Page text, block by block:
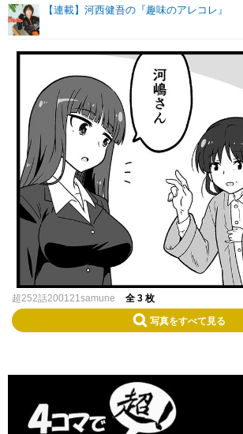
【連載】河西健吾の『趣味のアレコレ』
超252話200121samune 全 3 枚
写真をすべて見る